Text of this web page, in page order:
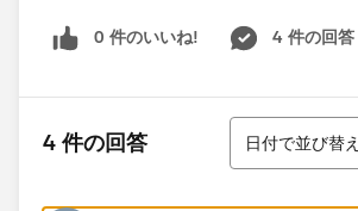
0 件のいいね! 4 件の回答
4 件の回答
並び替え
日付で並び替え